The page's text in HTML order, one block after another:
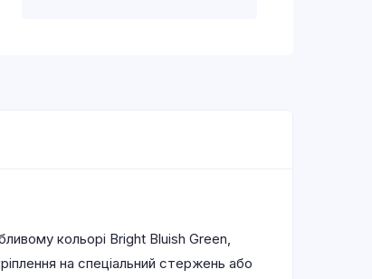
кольорі Bright Bluish Green,
на спеціальний стержень або